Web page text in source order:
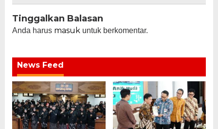
Tinggalkan Balasan
Anda harus masuk untuk berkomentar.
News Feed